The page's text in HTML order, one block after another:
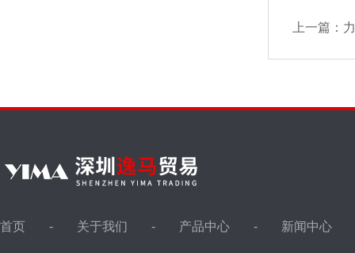
上一篇：
首页 关于我们 产品中心 新闻中心